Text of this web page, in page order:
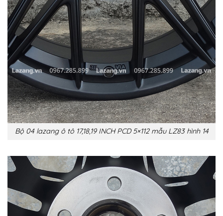
Bộ 04 lazang ô tô 17,18,19 INCH PCD 5×112 mẫu LZ83 hình 14